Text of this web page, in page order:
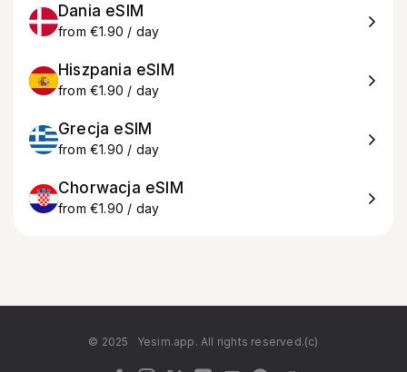
Dania eSIM
from €1.90 / day
Hiszpania eSIM
from €1.90 / day
Grecja eSIM
from €1.90 / day
Chorwacja eSIM
from €1.90 / day
© 2025 Yesim.app. All rights reserved.(c)